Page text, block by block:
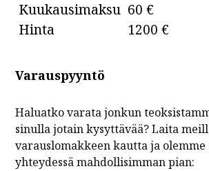
Kuukausimaksu 60 €
Hinta
1200 €
Varauspyyntö
Haluatko varata jonkun
sinulla jotain kysyttävää? Laita
varauslomakkeen kautta ja olemme
yhteydessä mahdollisimman pian: